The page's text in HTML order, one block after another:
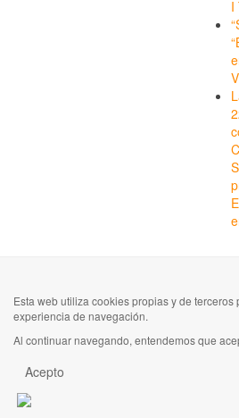
I
Esta web utiliza cookies propias y de terceros
experiencia de navegación.
Al continuar navegando, entendemos que
Acepto